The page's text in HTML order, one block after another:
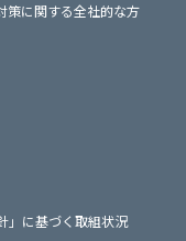
策に関する全社的な方
」に基づく取組状況